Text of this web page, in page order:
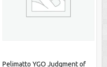
Pelimatto YGO Judgment of